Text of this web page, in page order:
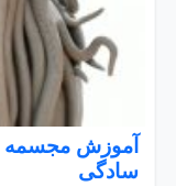
آموزش مجسمه
سادگی